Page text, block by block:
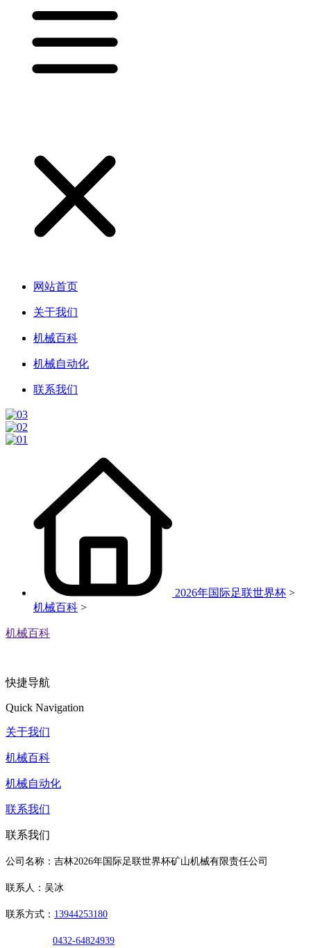
网站首页
关于我们
机械百科
机械自动化
联系我们
2026年国际足联世界杯 >
机械百科 >
机械百科
快捷导航
Quick Navigation
关于我们
机械百科
机械自动化
联系我们
联系我们
公司名称：吉林2026年国际足联世界杯矿山机械有限责任公司
联系人：吴冰
联系方式： 13944253180
0432-64824939